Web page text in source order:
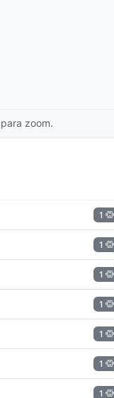
zoom.
1
1
1
1
1
1
1